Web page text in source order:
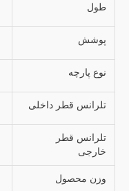
طول
پوشش
نوع پارچه
تلرانس قطر داخلی
تلرانس قطر
خارجی
وزن محصول